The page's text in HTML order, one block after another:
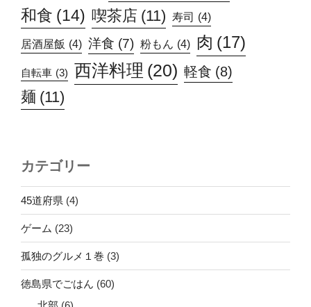
和食 (14) 喫茶店 (11) 寿司 (4)
居酒屋飯 (4) 洋食 (7) 粉もん (4) 肉 (17)
自転車 (3) 西洋料理 (20) 軽食 (8)
麺 (11)
カテゴリー
45道府県 (4)
ゲーム (23)
孤独のグルメ１巻 (3)
徳島県でごはん (60)